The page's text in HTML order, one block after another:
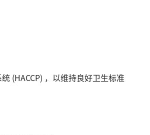
(HACCP) ，以维持良好卫生标准